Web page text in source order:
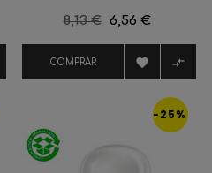
Precio
8,13 € Precio
6,56 €
COMPRAR  
-25%